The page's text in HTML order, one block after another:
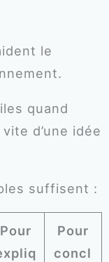
le
quand
d’une idée
suffisent :
Pour
Pour
concl